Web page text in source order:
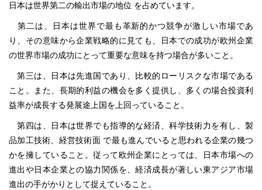
日本は世界第二の輸出市場の地位 を占めています。
第二は、日本は世界で最も革新的かつ競争が激しい市場であ
り、その意味から企業戦略的に見ても、日本での成功が欧州企業
の世界市場の成功にとって重要な意味を持つ場合が多いこと。
第三は、日本は先進国であり、比較的ローリスクな市場である
こと。また、長期的利益の機会を多く提供し、多くの場合投資利
益率が成長する発展途上国を上回っていること。
第四は、日本は世界でも指導的な経済、科学技術力を有し、製
品加工技術、経営技術面 で最も進んでいると思われる企業の幾つ
かを擁していること。従って欧州企業にとっては、日本市場への
進出や日本企業との協力関係を、経済成長が著しい東アジア市場
進出の手がかりとして捉えていること。